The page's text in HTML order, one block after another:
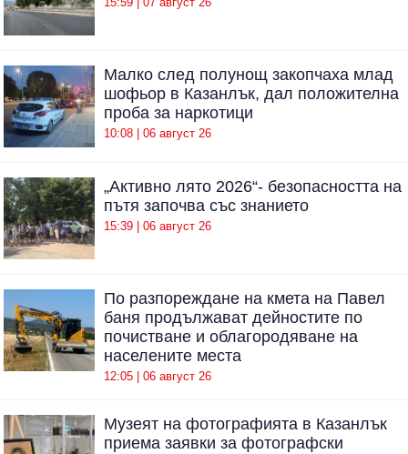
Малко след полунощ закопчаха млад
шофьор в Казанлък, дал положителна
проба за наркотици
10:08 | 06 август 26
„Активно лято 2026“- безопасността на
пътя започва със знанието
15:39 | 06 август 26
По разпореждане на кмета на Павел
баня продължават дейностите по
почистване и облагородяване на
населените места
12:05 | 06 август 26
Музеят на фотографията в Казанлък
приема заявки за фотографски